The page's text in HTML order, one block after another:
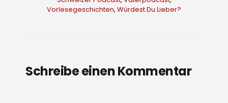
Vorlesegeschichten, Würdest Du Lieber?
Schreibe einen Kommentar